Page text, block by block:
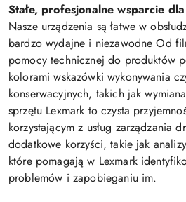
Stałe, profesjonalne wsparcie
Nasze urządzenia są łatwe w
bardzo wydajne i niezawodne Od
pomocy technicznej do produktów
kolorami wskazówki wykonywania
konserwacyjnych, takich jak
sprzętu Lexmark to czysta
korzystającym z usług zarządzania
dodatkowe korzyści, takie jak
które pomagają w Lexmark
problemów i zapobieganiu im.